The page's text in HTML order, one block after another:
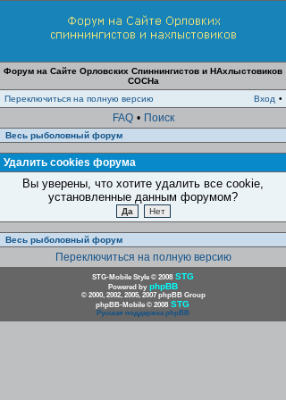
Форум на Сайте Орловских Спиннингистов и НАхлыстовиков
СОСНа
Переключиться на полную версию
Вход •
FAQ • Поиск
Весь рыболовный форум
Удалить cookies форума
Вы уверены, что хотите удалить все cookie,
установленные данным форумом?
Весь рыболовный форум
Переключиться на полную версию
STG-Mobile Style © 2008 STG
Powered by phpBB
© 2000, 2002, 2005, 2007 phpBB Group
phpBB-Mobile © 2008 STG
Русская поддержка phpBB